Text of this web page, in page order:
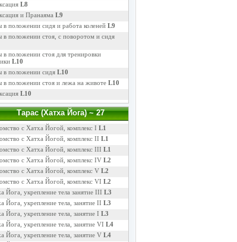
L8
и Пранаяма L9
в положении сидя и работа коленей L9
в положении стоя, с поворотом и сидя
в положении стоя для тренировки
L10
в положении сидя L10
в положении стоя и лежа на животе L10
L10
Тарас (Хатха Йога)~ 27
с Хатха Йогой, комплекс I L1
с Хатха Йогой, комплекс II L1
с Хатха Йогой, комплекс III L1
с Хатха Йогой, комплекс IV L2
с Хатха Йогой, комплекс V L2
с Хатха Йогой, комплекс VI L2
Йога, укрепление тела занятие III L3
Йога, укрепление тела, занятие II L3
Йога, укрепление тела, занятие I L3
Йога, укрепление тела, занятие VI L4
Йога, укрепление тела, занятие V L4